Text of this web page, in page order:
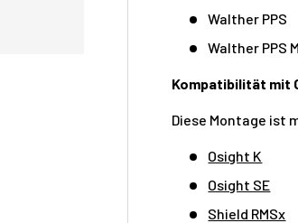
Walther PPS
Walther PPS
Kompatibilität mit
Diese Montage ist
Osight K
Osight SE
Shield RMSx